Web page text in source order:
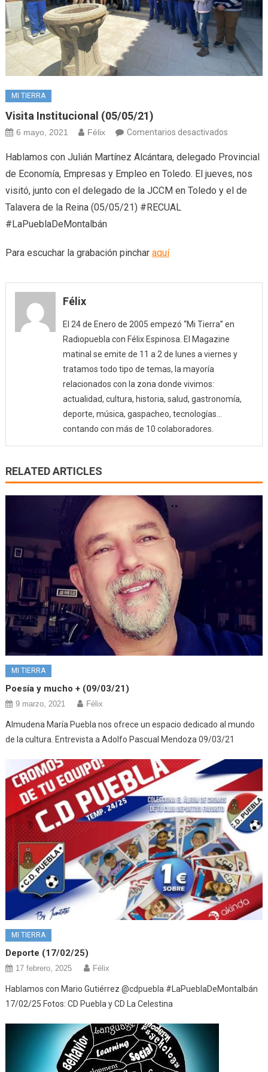
MI TIERRA
Visita Institucional (05/05/21)
6 mayo, 2021 Félix Comentarios desactivadosen
(05/05/
Hablamos con Julián Martínez Alcántara, delegado Provincial
de Economía, Empresas y Empleo en Toledo. El jueves, nos
visitó, junto con el delegado de la JCCM en Toledo y el de
Talavera de la Reina (05/05/21) #RECUAL
#LaPueblaDeMontalbán
Para escuchar la grabación pinchar aquí
Félix
El 24 de Enero de 2005 empezó “Mi Tierra” en
Radiopuebla con Félix Espinosa. El Magazine
matinal se emite de 11 a 2 de lunes a viernes y
tratamos todo tipo de temas, la mayoría
relacionados con la zona donde vivimos:
actualidad, cultura, historia, salud, gastronomía,
deporte, música, gaspacheo, tecnologías…
contando con más de 10 colaboradores.
RELATED ARTICLES
MI TIERRA
Poesía y mucho + (09/03/21)
9 marzo, 2021 Félix
Almudena María Puebla nos ofrece un espacio dedicado al mundo
de la cultura. Entrevista a Adolfo Pascual Mendoza 09/03/21
MI TIERRA
Deporte (17/02/25)
17 febrero, 2025 Félix
Hablamos con Mario Gutiérrez @cdpuebla #LaPueblaDeMontalbán
17/02/25 Fotos: CD Puebla y CD La Celestina